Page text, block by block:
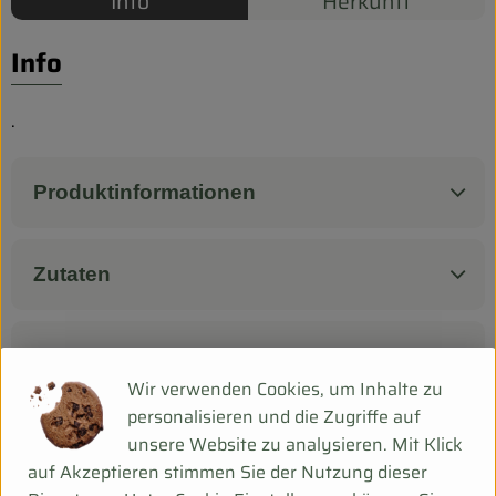
Pferdepension & Reitbetrieb
Info
.
Produktinformationen
Zutaten
Herkunft
Wir verwenden Cookies, um Inhalte zu
personalisieren und die Zugriffe auf
unsere Website zu analysieren. Mit Klick
auf Akzeptieren stimmen Sie der Nutzung dieser